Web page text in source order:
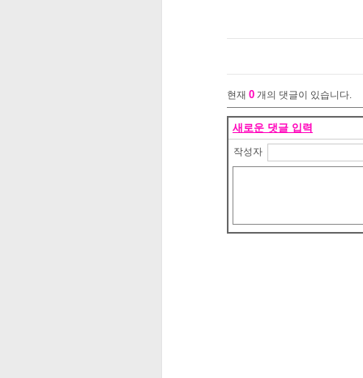
현재 0 개의 댓글이 있습니다.
새로운 댓글 입력
작성자